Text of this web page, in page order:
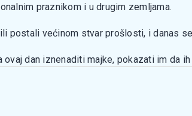
praznikom i u drugim zemljama.
postali većinom stvar prošlosti, i danas
ovaj dan iznenaditi majke, pokazati im da